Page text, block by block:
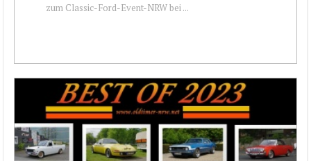
zum Classic-Ford-Event-NRW bei ...